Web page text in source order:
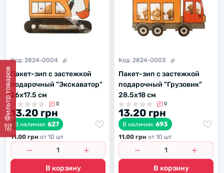
Фильтр товаров
Код: 2824-0004
Пакет-зип с застежкой
подарочный "Экскаватор"
26х17.5 см
0
13.20 грн
В наличии: 627
11.00 грн от 10 шт
В корзину
Код: 2824-0003
Пакет-зип с застежкой
подарочный "Грузовик"
28.5х18 см
0
13.20 грн
В наличии: 693
11.00 грн от 10 шт
В корзину